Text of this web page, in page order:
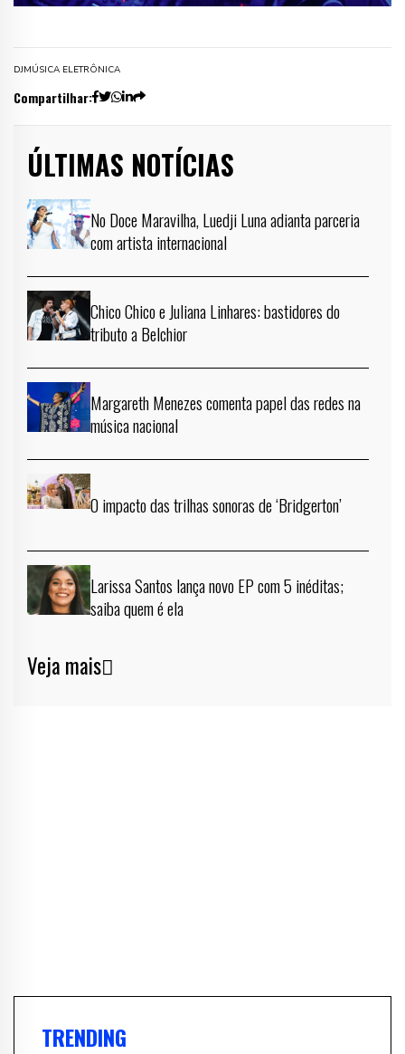
DJMÚSICA ELETRÔNICA
Compartilhar:
ÚLTIMAS NOTÍCIAS
No Doce Maravilha, Luedji Luna adianta parceria
com artista internacional
Chico Chico e Juliana Linhares: bastidores do
tributo a Belchior
Margareth Menezes comenta papel das redes na
música nacional
O impacto das trilhas sonoras de ‘Bridgerton’
Larissa Santos lança novo EP com 5 inéditas;
saiba quem é ela
Veja mais
TRENDING